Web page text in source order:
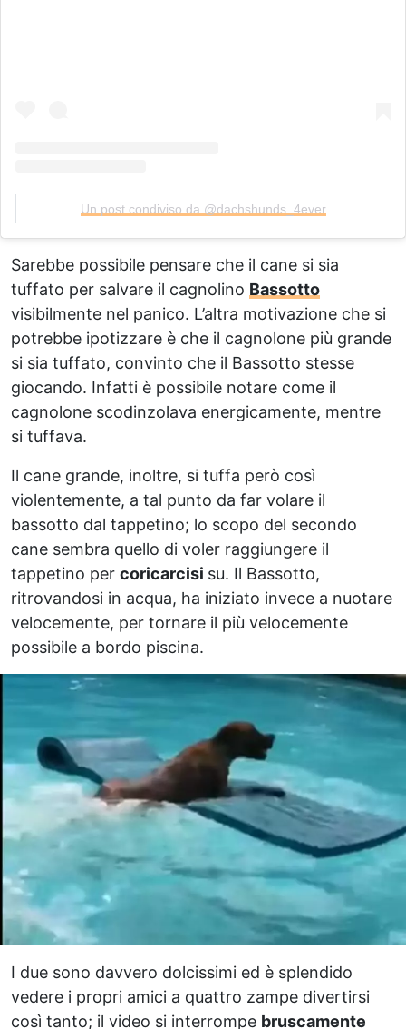
Un post condiviso da @dachshunds_4ever
Sarebbe possibile pensare che il cane si sia
tuffato per salvare il cagnolino Bassotto
visibilmente nel panico. L’altra motivazione che si
potrebbe ipotizzare è che il cagnolone più grande
si sia tuffato, convinto che il Bassotto stesse
giocando. Infatti è possibile notare come il
cagnolone scodinzolava energicamente, mentre
si tuffava.
Il cane grande, inoltre, si tuffa però così
violentemente, a tal punto da far volare il
bassotto dal tappetino; lo scopo del secondo
cane sembra quello di voler raggiungere il
tappetino per coricarcisi su. Il Bassotto,
ritrovandosi in acqua, ha iniziato invece a nuotare
velocemente, per tornare il più velocemente
possibile a bordo piscina.
I due sono davvero dolcissimi ed è splendido
vedere i propri amici a quattro zampe divertirsi
così tanto; il video si interrompe bruscamente